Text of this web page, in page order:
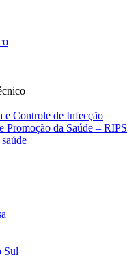
e Controle de Infecção
Promoção da Saúde – RIPS
Sul